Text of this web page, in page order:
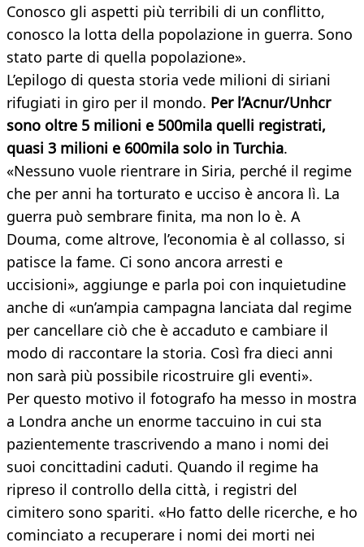
Conosco gli aspetti più terribili di un conflitto,
conosco la lotta della popolazione in guerra. Sono
stato parte di quella popolazione».
L’epilogo di questa storia vede milioni di siriani
rifugiati in giro per il mondo. Per l’Acnur/Unhcr
sono oltre 5 milioni e 500mila quelli registrati,
quasi 3 milioni e 600mila solo in Turchia.
«Nessuno vuole rientrare in Siria, perché il regime
che per anni ha torturato e ucciso è ancora lì. La
guerra può sembrare finita, ma non lo è. A
Douma, come altrove, l’economia è al collasso, si
patisce la fame. Ci sono ancora arresti e
uccisioni», aggiunge e parla poi con inquietudine
anche di «un’ampia campagna lanciata dal regime
per cancellare ciò che è accaduto e cambiare il
modo di raccontare la storia. Così fra dieci anni
non sarà più possibile ricostruire gli eventi».
Per questo motivo il fotografo ha messo in mostra
a Londra anche un enorme taccuino in cui sta
pazientemente trascrivendo a mano i nomi dei
suoi concittadini caduti. Quando il regime ha
ripreso il controllo della città, i registri del
cimitero sono spariti. «Ho fatto delle ricerche, e ho
cominciato a recuperare i nomi dei morti nei